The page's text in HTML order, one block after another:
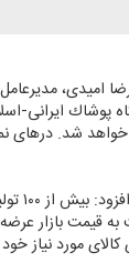
امیدی،
وی
۲۰ درصد تخفیف نسبت
مورد نیاز خود